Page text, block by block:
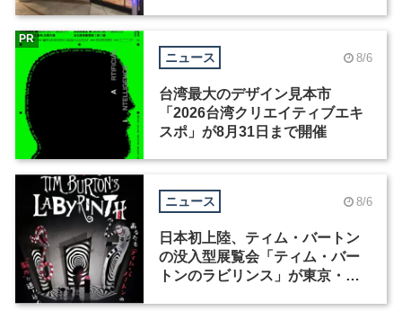
ニュース 8/6
台湾最大のデザイン見本市
「2026台湾クリエイティブエキ
スポ」が8月31日まで開催
PR
ニュース 8/6
日本初上陸、ティム・バートン
の没入型展覧会「ティム・バー
トンのラビリンス」が東京・豊